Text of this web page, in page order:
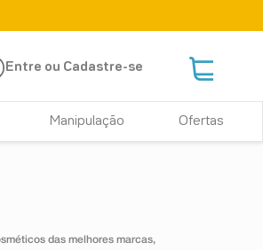
Entre ou Cadastre-se
Manipulação Ofertas
das melhores marcas,